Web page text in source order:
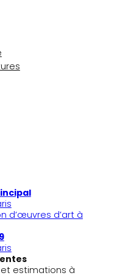
d’œuvres d’art à
estimations à